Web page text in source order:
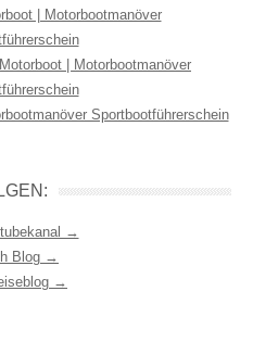
| Motorbootmanöver
| Motorbootmanöver
Sportbootführerschein
→
Blog →
→